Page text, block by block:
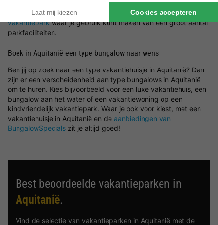
vakantiehuis in Aquitanië te huren met onder andere veel
ruimte en privacy of juist een bungalow in Aquitanië op een
vakantieparkwaar je gebruik kunt maken van een groot aantal
parkfaciliteiten.
Boek in Aquitanië een type bungalow naar wens
Ben jij op zoek naar een type vakantiehuisje in Aquitanië? Dan
zijn er een verscheidenheid aan type bungalows in Aquitanië
om te huren. Kies bijvoorbeeld voor een luxe vakantiehuis, een
bungalow aan het water of een vakantiewoning op een
kindvriendelijk vakantiepark. Waar je ook voor kiest, met een
vakantiehuisje in Aquitanië en de aanbiedingen van
BungalowSpecials zit je altijd goed!
Best beoordeelde vakantieparken in
Aquitanië.
Vind de selectie van vakantieparken in Aquitanië met de